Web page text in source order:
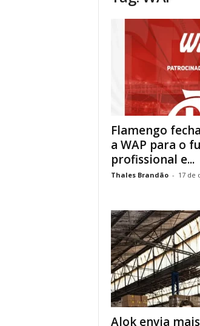
Flamengo
a WAP para o
profissional e...
Thales Brandão - 17 de
Alok envia